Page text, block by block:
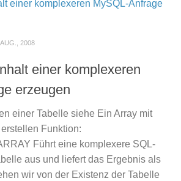
AUG., 2008
einer komplexeren
erzeugen
einer Tabelle siehe Ein Array mit
Funktion:
Führt eine komplexere SQL-
aus und liefert das Ergebnis als
wir von der Existenz der Tabelle